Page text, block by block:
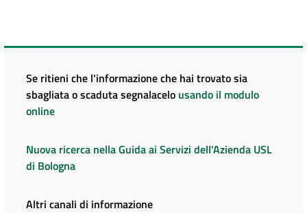
Se ritieni che l'informazione che hai trovato sia
sbagliata o scaduta segnalacelo usando il modulo
online
Nuova ricerca nella Guida ai Servizi dell'Azienda USL
di Bologna
Altri canali di informazione